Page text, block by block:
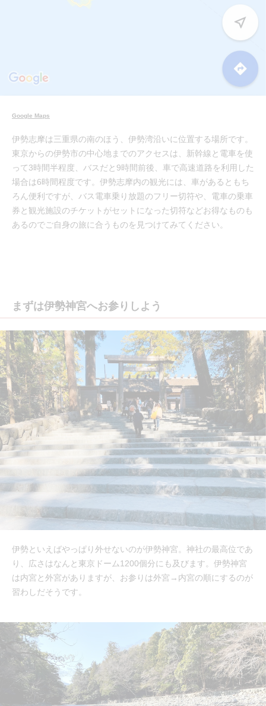
Google Maps
伊勢志摩は三重県の南のほう、伊勢湾沿いに位置する場所です。
東京からの伊勢市の中心地までのアクセスは、新幹線と電車を使
って3時間半程度、バスだと9時間前後、車で高速道路を利用した
場合は6時間程度です。伊勢志摩内の観光には、車があるともち
ろん便利ですが、バス電車乗り放題のフリー切符や、電車の乗車
券と観光施設のチケットがセットになった切符などお得なものも
あるのでご自身の旅に合うものを見つけてみてください。
まずは伊勢神宮へお参りしよう
伊勢といえばやっぱり外せないのが伊勢神宮。神社の最高位であ
り、広さはなんと東京ドーム1200個分にも及びます。伊勢神宮
は内宮と外宮がありますが、お参りは外宮→内宮の順にするのが
習わしだそうです。